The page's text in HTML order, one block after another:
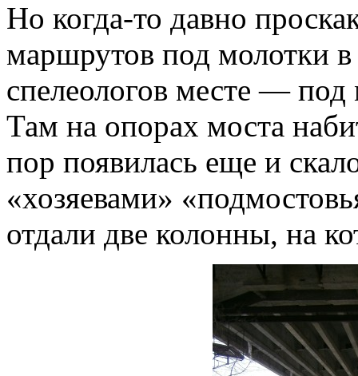
Но когда-то давно
маршрутов под молотки в
спелеологов месте —
Там на опорах моста
пор появилась еще и
«хозяевами»
отдали две колонны, на